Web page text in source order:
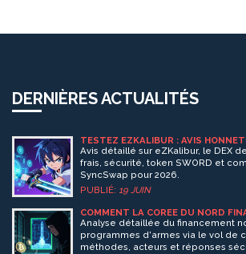
DERNIÈRES ACTUALITÉS
TESTEZ EZKALIBUR : AVIS
ZKSYNC EN 2026
Avis détaillé sur eZKalibur, le DEX
frais, sécurité, token SWORD et
SyncSwap pour 2026.
PUBLIÉ: 19 JUIN
COMMENT LA CORÉE DU NORD
PROGRAMMES D'ARMES AVEC DES
VOLÉES
Analyse détaillée du financement
programmes d'armes via le vol de
méthodes, acteurs et réponses